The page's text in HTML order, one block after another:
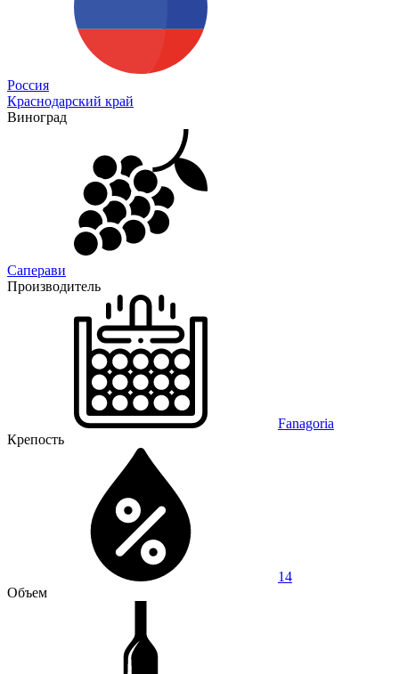
Россия
Краснодарский край
Виноград
Саперави
Производитель
Fanagoria
Крепость
14
Объем